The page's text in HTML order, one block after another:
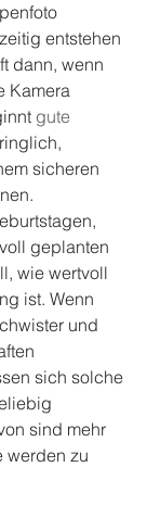
entstehen
dann, wenn
Kamera
gute
sicheren
geplanten
wie wertvoll
ist. Wenn
und
sich solche
sind mehr
werden zu